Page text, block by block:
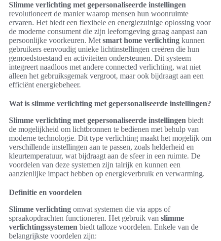
Slimme verlichting met gepersonaliseerde instellingen
revolutioneert de manier waarop mensen hun woonruimte
ervaren. Het biedt een flexibele en energiezuinige oplossing voor
de moderne consument die zijn leefomgeving graag aanpast aan
persoonlijke voorkeuren. Met smart home verlichting kunnen
gebruikers eenvoudig unieke lichtinstellingen creëren die hun
gemoedstoestand en activiteiten ondersteunen. Dit systeem
integreert naadloos met andere connected verlichting, wat niet
alleen het gebruiksgemak vergroot, maar ook bijdraagt aan een
efficiënt energiebeheer.
Wat is slimme verlichting met gepersonaliseerde instellingen?
Slimme verlichting met gepersonaliseerde instellingen biedt
de mogelijkheid om lichtbronnen te bedienen met behulp van
moderne technologie. Dit type verlichting maakt het mogelijk om
verschillende instellingen aan te passen, zoals helderheid en
kleurtemperatuur, wat bijdraagt aan de sfeer in een ruimte. De
voordelen van deze systemen zijn talrijk en kunnen een
aanzienlijke impact hebben op energieverbruik en verwarming.
Definitie en voordelen
Slimme verlichting omvat systemen die via apps of
spraakopdrachten functioneren. Het gebruik van slimme
verlichtingssystemen biedt talloze voordelen. Enkele van de
belangrijkste voordelen zijn: